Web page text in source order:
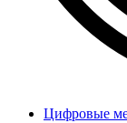
Цифровые